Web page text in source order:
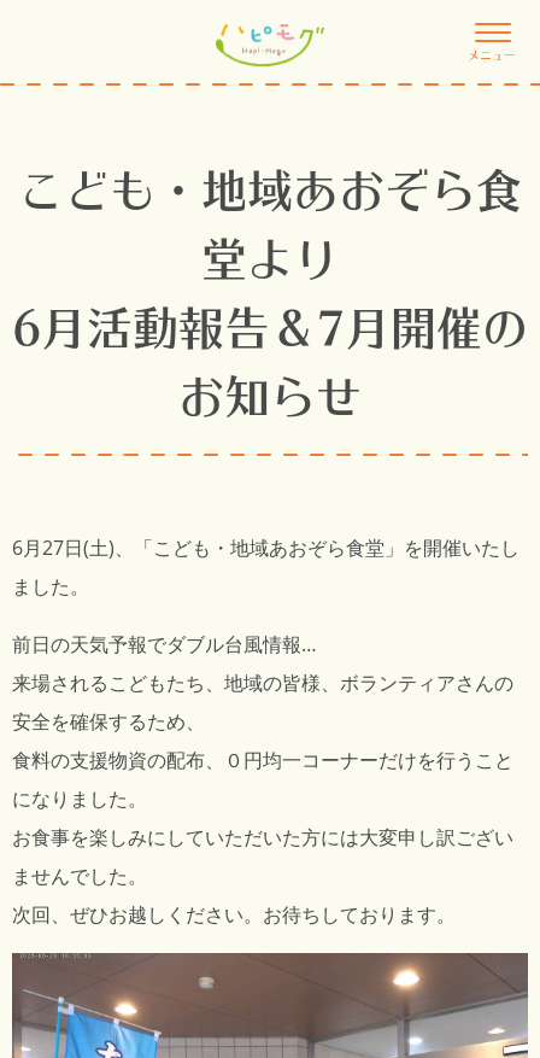
メニュー
こども・地域あおぞら食
堂より
6月活動報告＆7月開催の
お知らせ
6月27日(土)、「こども・地域あおぞら食堂」を開催いたし
ました。
前日の天気予報でダブル台風情報…
来場されるこどもたち、地域の皆様、ボランティアさんの
安全を確保するため、
食料の支援物資の配布、０円均一コーナーだけを行うこと
になりました。
お食事を楽しみにしていただいた方には大変申し訳ござい
ませんでした。
次回、ぜひお越しください。お待ちしております。